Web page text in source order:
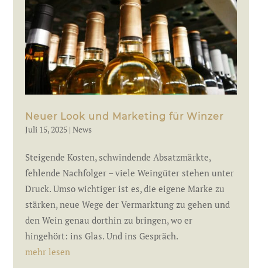
Neuer Look und Marketing für Winzer
Juli 15, 2025| News
Steigende Kosten, schwindende Absatzmärkte,
fehlende Nachfolger – viele Weingüter stehen unter
Druck. Umso wichtiger ist es, die eigene Marke zu
stärken, neue Wege der Vermarktung zu gehen und
den Wein genau dorthin zu bringen, wo er
hingehört: ins Glas. Und ins Gespräch.
mehr lesen